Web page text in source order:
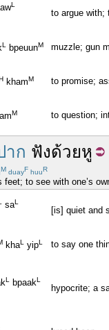
L
to argue with;
L bpeuunM muzzle; gun
khamM to promise;
M to question;
าก ฟังด้วยหู
M duayF huuR
to see with one’s
saL
[is] quiet and
khaL yipL to say one
L bpaakL
hypocrite; a